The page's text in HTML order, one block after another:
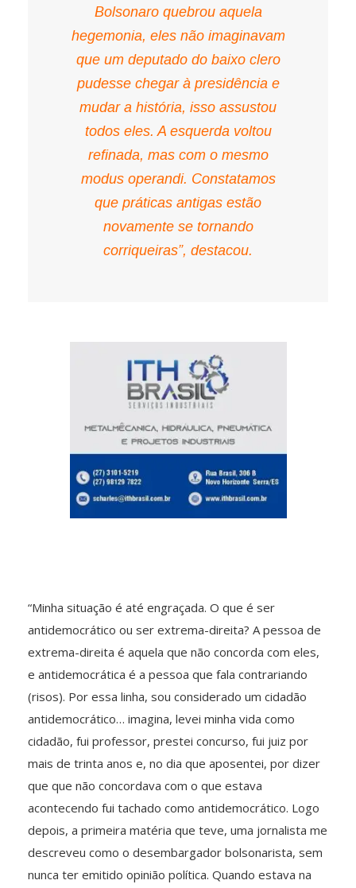
Bolsonaro quebrou aquela
hegemonia, eles não imaginavam
que um deputado do baixo clero
pudesse chegar à presidência e
mudar a história, isso assustou
todos eles. A esquerda voltou
refinada, mas com o mesmo
modus operandi. Constatamos
que práticas antigas estão
novamente se tornando
corriqueiras”, destacou.
“Minha situação é até engraçada. O que é ser
antidemocrático ou ser extrema-direita? A pessoa de
extrema-direita é aquela que não concorda com eles,
e antidemocrática é a pessoa que fala contrariando
(risos). Por essa linha, sou considerado um cidadão
antidemocrático… imagina, levei minha vida como
cidadão, fui professor, prestei concurso, fui juiz por
mais de trinta anos e, no dia que aposentei, por dizer
que que não concordava com o que estava
acontecendo fui tachado como antidemocrático. Logo
depois, a primeira matéria que teve, uma jornalista me
descreveu como o desembargador bolsonarista, sem
nunca ter emitido opinião política. Quando estava na